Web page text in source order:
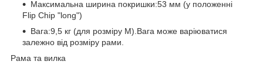
Максимальна ширина покришки:53 мм (у положенні
Flip Chip "long")
Вага:9,5 кг (для розміру M).Вага може варіюватися
залежно від розміру рами.
Рама та вилка